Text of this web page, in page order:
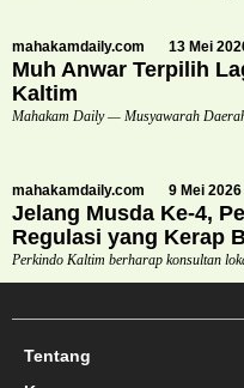
mahakamdaily.com 13 Mei
Muh Anwar Terpilih
Kaltim
Mahakam Daily — Musyawarah
mahakamdaily.com 9 Mei 2026
Jelang Musda Ke-4,
Regulasi yang Kerap
Perkindo Kaltim berharap konsultan
Tentang